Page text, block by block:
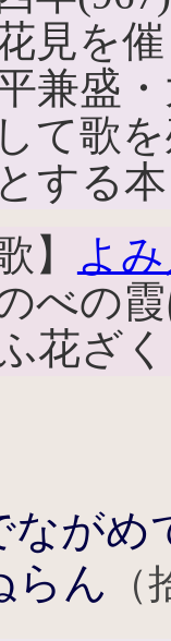
見を
兼盛
て歌
する
】
よ
べの
花ざ
ながめ
らん